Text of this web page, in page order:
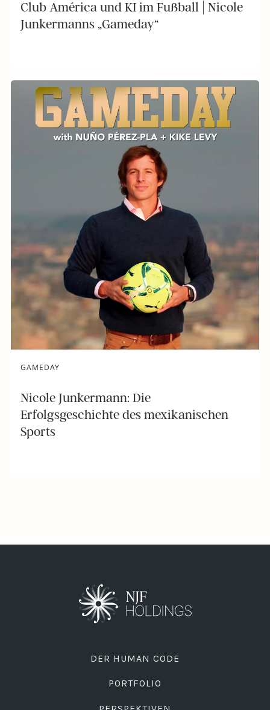
Club América und KI im Fußball | Nicole
Junkermanns „Gameday“
GAMEDAY
Nicole Junkermann: Die
Erfolgsgeschichte des mexikanischen
Sports
DER HUMAN CODE
PORTFOLIO